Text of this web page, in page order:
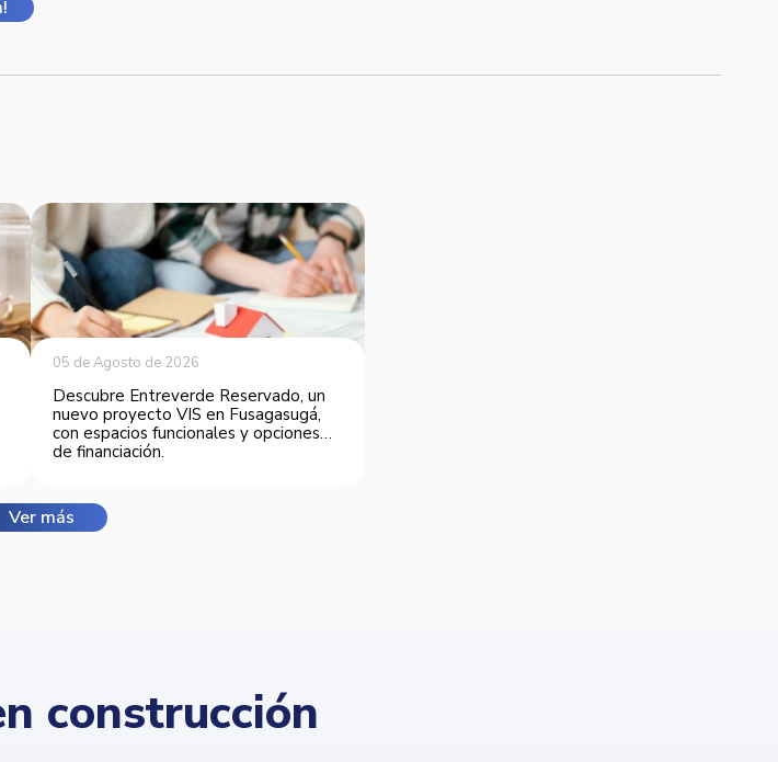
05 de Agosto de 2026
Descubre Entreverde Reservado, un
nuevo proyecto VIS en Fusagasugá,
con espacios funcionales y opciones
de financiación.
Ver más
construcción